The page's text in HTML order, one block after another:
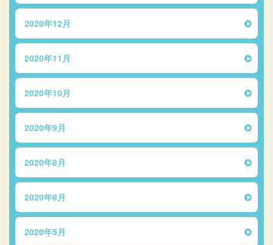
2020年12月
2020年11月
2020年10月
2020年9月
2020年8月
2020年6月
2020年5月